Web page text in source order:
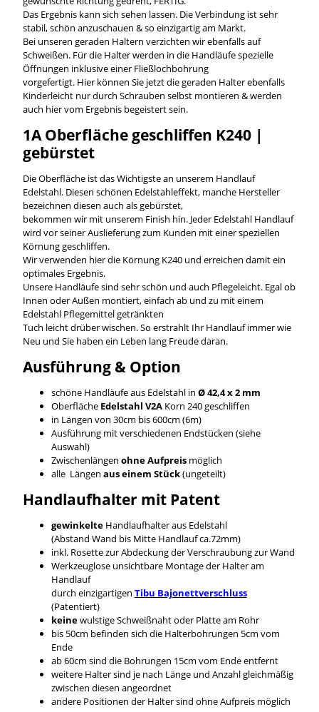
Das Ergebnis kann sich sehen lassen. Die Verbindung ist sehr
stabil, schön anzuschauen & so einzigartig am Markt.
Bei unseren geraden Haltern verzichten wir ebenfalls auf
Schweißen. Für die Halter werden in die Handläufe spezielle
Öffnungen inklusive einer Fließlochbohrung
vorgefertigt. Hier können Sie jetzt die geraden Halter ebenfalls
Kinderleicht nur durch Schrauben selbst montieren & werden
auch hier vom Ergebnis begeistert sein.
1A Oberfläche geschliffen K240 |
gebürstet
Die Oberfläche ist das Wichtigste an unserem Handlauf
Edelstahl. Diesen schönen Edelstahleffekt, manche Hersteller
bezeichnen diesen auch als gebürstet,
bekommen wir mit unserem Finish hin. Jeder Edelstahl Handlauf
wird vor seiner Auslieferung zum Kunden mit einer speziellen
Körnung geschliffen.
Wir verwenden hier die Körnung K240 und erreichen damit ein
optimales Ergebnis.
Unsere Handläufe sind sehr schön und auch Pflegeleicht. Egal ob
Innen oder Außen montiert, einfach ab und zu mit einem
Edelstahl Pflegemittel getränkten
Tuch leicht drüber wischen. So erstrahlt Ihr Handlauf immer wie
Neu und Sie haben ein Leben lang Freude daran.
Ausführung & Option
schöne Handläufe aus Edelstahl in Ø 42,4 x 2 mm
Oberfläche Edelstahl V2A Korn 240 geschliffen
in Längen von 30cm bis 600cm (6m)
Ausführung mit verschiedenen Endstücken (siehe
Auswahl)
Zwischenlängen ohne Aufpreis möglich
alle Längen aus einem Stück(ungeteilt)
Handlaufhalter mit Patent
gewinkelteHandlaufhalter aus Edelstahl
(Abstand Wand bis Mitte Handlauf ca.72mm)
inkl. Rosette zur Abdeckung der Verschraubung zur Wand
Werkzeuglose unsichtbare Montage der Halter am
Handlauf
durch einzigartigen Tibu Bajonettverschluss
(Patentiert)
keinewulstige Schweißnaht oder Platte am Rohr
bis 50cm befinden sich die Halterbohrungen 5cm vom
Ende
ab 60cm sind die Bohrungen 15cm vom Ende entfernt
weitere Halter sind je nach Länge und Anzahl gleichmäßig
zwischen diesen angeordnet
andere Positionen der Halter sind ohne Aufpreis möglich